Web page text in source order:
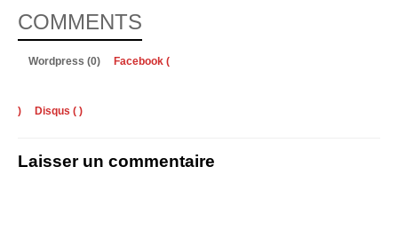
COMMENTS
Wordpress (0) Facebook (
) Disqus ( )
Laisser un commentaire